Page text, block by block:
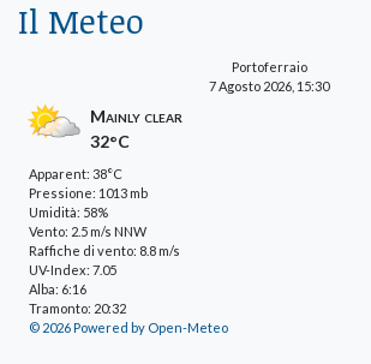
Il Meteo
Portoferraio
7 Agosto 2026, 15:30
Mainly clear
32°C
Apparent: 38°C
Pressione: 1013 mb
Umidità: 58%
Vento: 2.5 m/s NNW
Raffiche di vento: 8.8 m/s
UV-Index: 7.05
Alba: 6:16
Tramonto: 20:32
© 2026 Powered by Open-Meteo